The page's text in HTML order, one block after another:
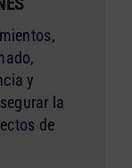
y
la
de